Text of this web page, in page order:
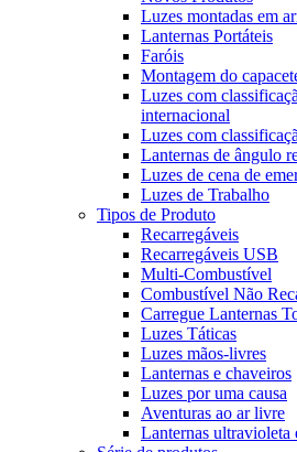
Luzes montadas em
Lanternas Portáteis
Faróis
Montagem do
Luzes com
internacional
Luzes com
Lanternas de ângulo
Luzes de cena de
Luzes de Trabalho
Tipos de Produto
Recarregáveis
Recarregáveis USB
Multi-Combustível
Combustível Não
Carregue Lanternas
Luzes Táticas
Luzes mãos-livres
Lanternas e chaveiros
Luzes por uma causa
Aventuras ao ar livre
Lanternas ultravioleta